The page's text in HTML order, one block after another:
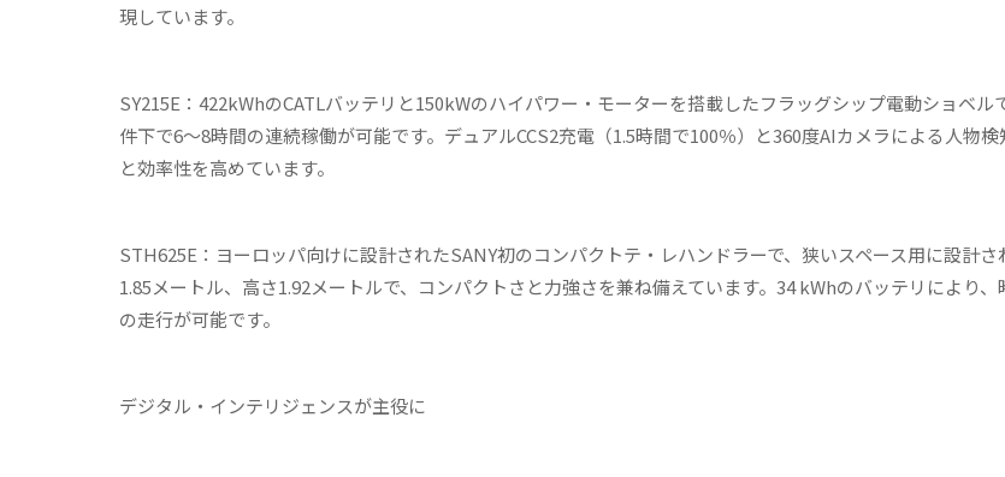
現しています。
SY215E ： 422kWhのCATLバッテリと150kWのハイパワー・モーターを搭載したフラッグシップ電動ショベル
件下で6～8時間の連続稼働が可能です。デュアルCCS2充電（1.5時間で100％）と360度AIカメラによる人物
と効率性を高めています。
STH625E ： ヨーロッパ向けに設計されたSANY初のコンパクトテ・レハンドラーで、狭いスペース用に設計さ
1.85メートル、高さ1.92メートルで、コンパクトさと力強さを兼ね備えています。34 kWhのバッテリにより
の走行が可能です。
デジタル・インテリジェンスが主役に